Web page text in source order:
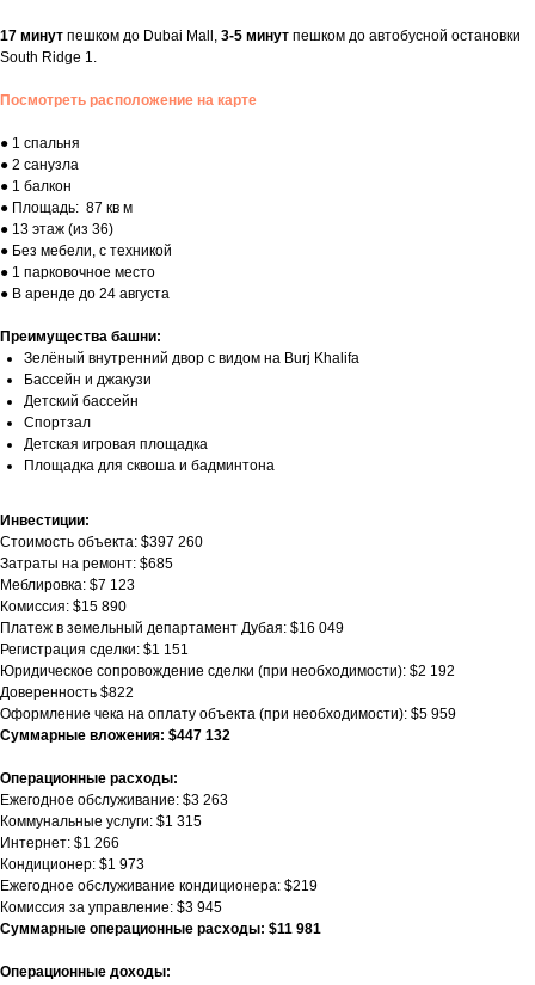
17 минут пешком до Dubai Mall, 3-5 минут пешком до автобусной остановки
South Ridge 1.
Посмотреть расположение на карте
● 1 спальня
● 2 санузла
● 1 балкон
● Площадь: 87 кв м
● 13 этаж (из 36)
● Без мебели, с техникой
● 1 парковочное место
● В аренде до 24 августа
Преимущества башни:
Зелёный внутренний двор с видом на Burj Khalifa
Бассейн и джакузи
Детский бассейн
Спортзал
Детская игровая площадка
Площадка для сквоша и бадминтона
Инвестиции:
Стоимость объекта: $397 260
Затраты на ремонт: $685
Меблировка: $7 123
Комиссия: $15 890
Платеж в земельный департамент Дубая: $16 049
Регистрация сделки: $1 151
Юридическое сопровождение сделки (при необходимости): $2 192
Доверенность $822
Оформление чека на оплату объекта (при необходимости): $5 959
Суммарные вложения: $447 132
Операционные расходы:
Ежегодное обслуживание: $3 263
Коммунальные услуги: $1 315
Интернет: $1 266
Кондиционер: $1 973
Ежегодное обслуживание кондиционера: $219
Комиссия за управление: $3 945
Суммарные операционные расходы: $11 981
Операционные доходы: